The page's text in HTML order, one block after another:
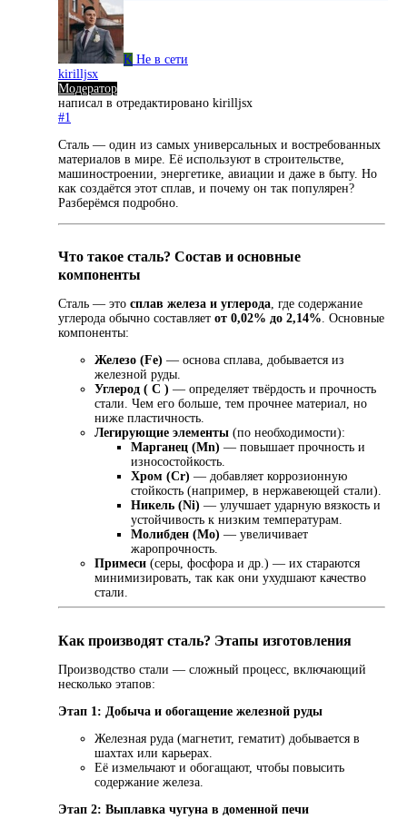
K Не в сети
kirilljsx
Модератор
написал в отредактировано kirilljsx
#1
Сталь — один из самых универсальных и востребованных
материалов в мире. Её используют в строительстве,
машиностроении, энергетике, авиации и даже в быту. Но
как создаётся этот сплав, и почему он так популярен?
Разберёмся подробно.
Что такое сталь? Состав и основные
компоненты
Сталь — это сплав железа и углерода, где содержание
углерода обычно составляет от 0,02% до 2,14%. Основные
компоненты:
Железо (Fe) — основа сплава, добывается из
железной руды.
Углерод ( C ) — определяет твёрдость и прочность
стали. Чем его больше, тем прочнее материал, но
ниже пластичность.
Легирующие элементы (по необходимости):
Марганец (Mn) — повышает прочность и
износостойкость.
Хром (Cr) — добавляет коррозионную
стойкость (например, в нержавеющей стали).
Никель (Ni) — улучшает ударную вязкость и
устойчивость к низким температурам.
Молибден (Mo) — увеличивает
жаропрочность.
Примеси (серы, фосфора и др.) — их стараются
минимизировать, так как они ухудшают качество
стали.
Как производят сталь? Этапы изготовления
Производство стали — сложный процесс, включающий
несколько этапов:
Этап 1: Добыча и обогащение железной руды
Железная руда (магнетит, гематит) добывается в
шахтах или карьерах.
Её измельчают и обогащают, чтобы повысить
содержание железа.
Этап 2: Выплавка чугуна в доменной печи